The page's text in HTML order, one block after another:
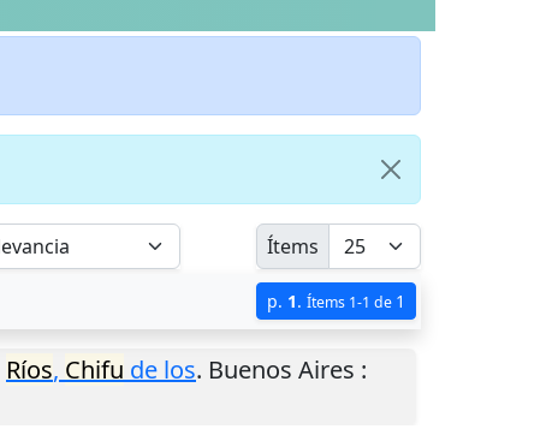
Ítems
p. 1. Ítems 1-1 de 1
Ríos, Chifu de los. Buenos Aires :